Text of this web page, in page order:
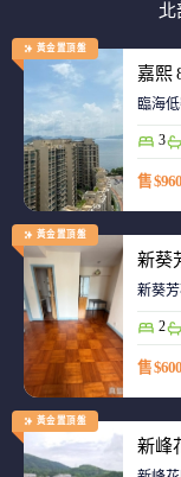
北
黃金置頂盤
嘉熙
臨海
3
售
黃金置頂盤
新葵
新葵
2
售
黃金置頂盤
新峰